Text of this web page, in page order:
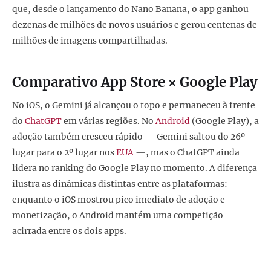
que, desde o lançamento do Nano Banana, o app ganhou
dezenas de milhões de novos usuários e gerou centenas de
milhões de imagens compartilhadas.
Comparativo App Store × Google Play
No iOS, o Gemini já alcançou o topo e permaneceu à frente
do ChatGPTem várias regiões. NoAndroid (Google Play), a
adoção também cresceu rápido — Gemini saltou do 26º
lugar para o 2º lugar nosEUA —, mas o ChatGPT ainda
lidera no ranking do Google Play no momento. A diferença
ilustra as dinâmicas distintas entre as plataformas:
enquanto o iOS mostrou pico imediato de adoção e
monetização, o Android mantém uma competição
acirrada entre os dois apps.